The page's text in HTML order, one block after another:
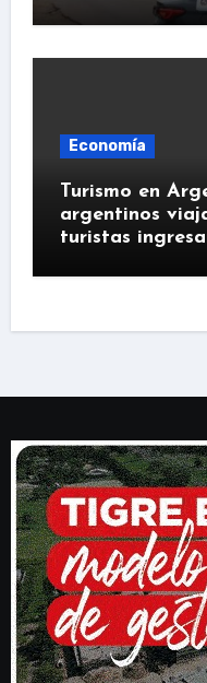
Economía
Turismo en
argentinos
turistas